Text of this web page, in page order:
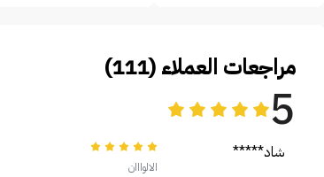
مراجعات العملاء (111)
5
شاد*****
الالوااان